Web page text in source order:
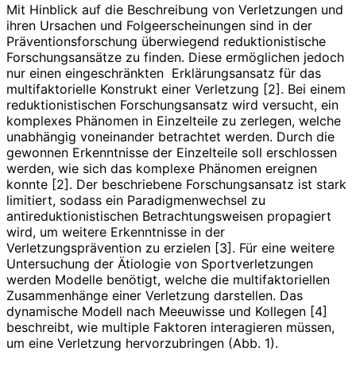
Mit Hinblick auf die Beschreibung von Verletzungen und
ihren Ursachen und Folgeerscheinungen sind in der
Präventionsforschung überwiegend reduktionistische
Forschungsansätze zu finden. Diese ermöglichen jedoch
nur einen eingeschränkten Erklärungsansatz für das
multifaktorielle Konstrukt einer Verletzung [2]. Bei einem
reduktionistischen Forschungsansatz wird versucht, ein
komplexes Phänomen in Einzelteile zu zerlegen, welche
unabhängig voneinander betrachtet werden. Durch die
gewonnen Erkenntnisse der Einzelteile soll erschlossen
werden, wie sich das komplexe Phänomen ereignen
konnte [2]. Der beschriebene Forschungsansatz ist stark
limitiert, sodass ein Paradigmenwechsel zu
antireduktionistischen Betrachtungsweisen propagiert
wird, um weitere Erkenntnisse in der
Verletzungsprävention zu erzielen [3]. Für eine weitere
Untersuchung der Ätiologie von Sportverletzungen
werden Modelle benötigt, welche die multifaktoriellen
Zusammenhänge einer Verletzung darstellen. Das
dynamische Modell nach Meeuwisse und Kollegen [4]
beschreibt, wie multiple Faktoren interagieren müssen,
um eine Verletzung hervorzubringen (Abb. 1).